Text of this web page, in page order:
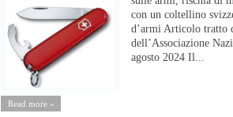
con un coltellino
d’armi Articolo tratto
dell’Associazione
agosto 2024 Il...
Read more »